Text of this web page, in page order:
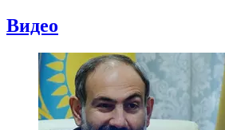
Видео